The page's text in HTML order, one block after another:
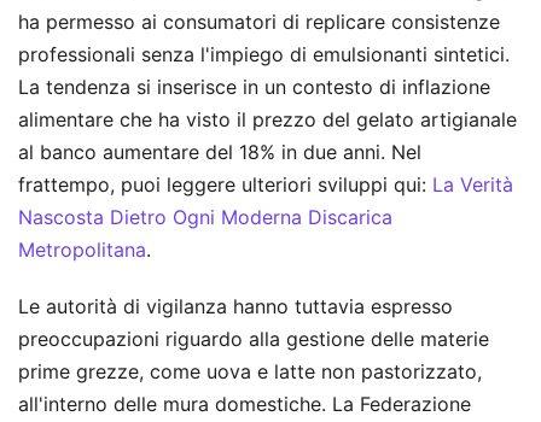
ha permesso ai consumatori di replicare consistenze
professionali senza l'impiego di emulsionanti sintetici.
La tendenza si inserisce in un contesto di inflazione
alimentare che ha visto il prezzo del gelato artigianale
al banco aumentare del 18% in due anni. Nel
frattempo, puoi leggere ulteriori sviluppi qui: La Verità
Nascosta Dietro Ogni Moderna Discarica
Metropolitana.
Le autorità di vigilanza hanno tuttavia espresso
preoccupazioni riguardo alla gestione delle materie
prime grezze, come uova e latte non pastorizzato,
all'interno delle mura domestiche. La Federazione